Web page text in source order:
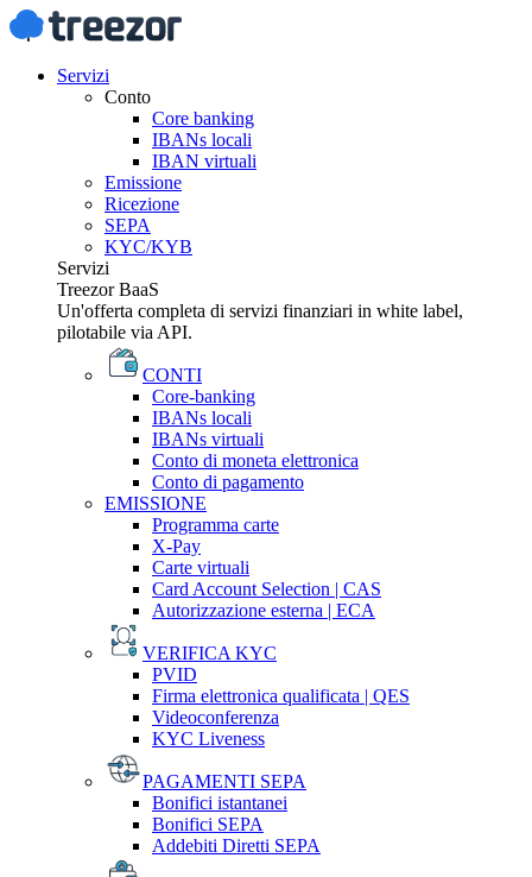
Servizi
Conto
Core banking
IBANs locali
IBAN virtuali
Emissione
Ricezione
SEPA
KYC/KYB
Servizi
Treezor BaaS
Un'offerta completa di servizi finanziari in white label,
pilotabile via API.
CONTI
Core-banking
IBANs locali
IBANs virtuali
Conto di moneta elettronica
Conto di pagamento
EMISSIONE
Programma carte
X-Pay
Carte virtuali
Card Account Selection | CAS
Autorizzazione esterna | ECA
VERIFICA KYC
PVID
Firma elettronica qualificata | QES
Videoconferenza
KYC Liveness
PAGAMENTI SEPA
Bonifici istantanei
Bonifici SEPA
Addebiti Diretti SEPA